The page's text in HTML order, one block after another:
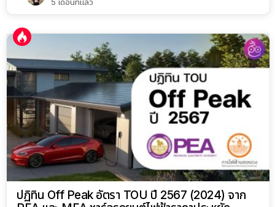
ปฏิทิน Off Peak อัตรา TOU ปี 2567 (2024) จาก
PEA และ MEA ชาร์จรถยนต์ไฟฟ้าราคาประหยัด
โดย Attapon Thaphaengphan
3 ปีที่แล้ว